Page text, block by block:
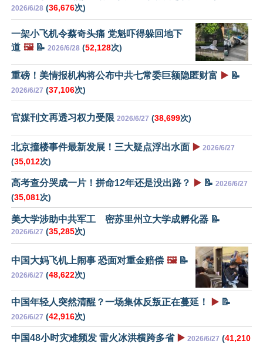
2026/6/28 (36,676次)
一架小飞机令蔡奇头痛 党魁吓得躲回地下
道 🖼️📝 2026/6/28 (52,128次)
重磅！美情报机构将公布中共七常委巨额隐匿财富 ▶️ 📝
2026/6/27 (37,106次)
官媒刊文再透习权力受限 2026/6/27 (38,699次)
北京撞楼事件最新发展！三大疑点浮出水面 ▶️ 2026/6/27
(35,012次)
高考查分哭成一片！拼命12年还是没出路？ ▶️ 📝 2026/6/27
(35,081次)
美大学涉助中共军工 密苏里州立大学成孵化器 📝
2026/6/27 (35,285次)
中国大妈飞机上闹事 恐面对重金赔偿 🖼️📝
2026/6/27 (48,622次)
中国年轻人突然清醒？一场集体反叛正在蔓延！ ▶️ 📝
2026/6/27 (42,916次)
中国48小时灾难频发 雷火冰洪横跨多省 ▶️ 2026/6/27 (41,210